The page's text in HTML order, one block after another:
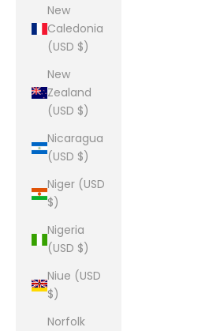
New
Caledonia
(USD $)
New
Zealand
(USD $)
Nicaragua
(USD $)
Niger (USD
$)
Nigeria
(USD $)
Niue (USD
$)
Norfolk